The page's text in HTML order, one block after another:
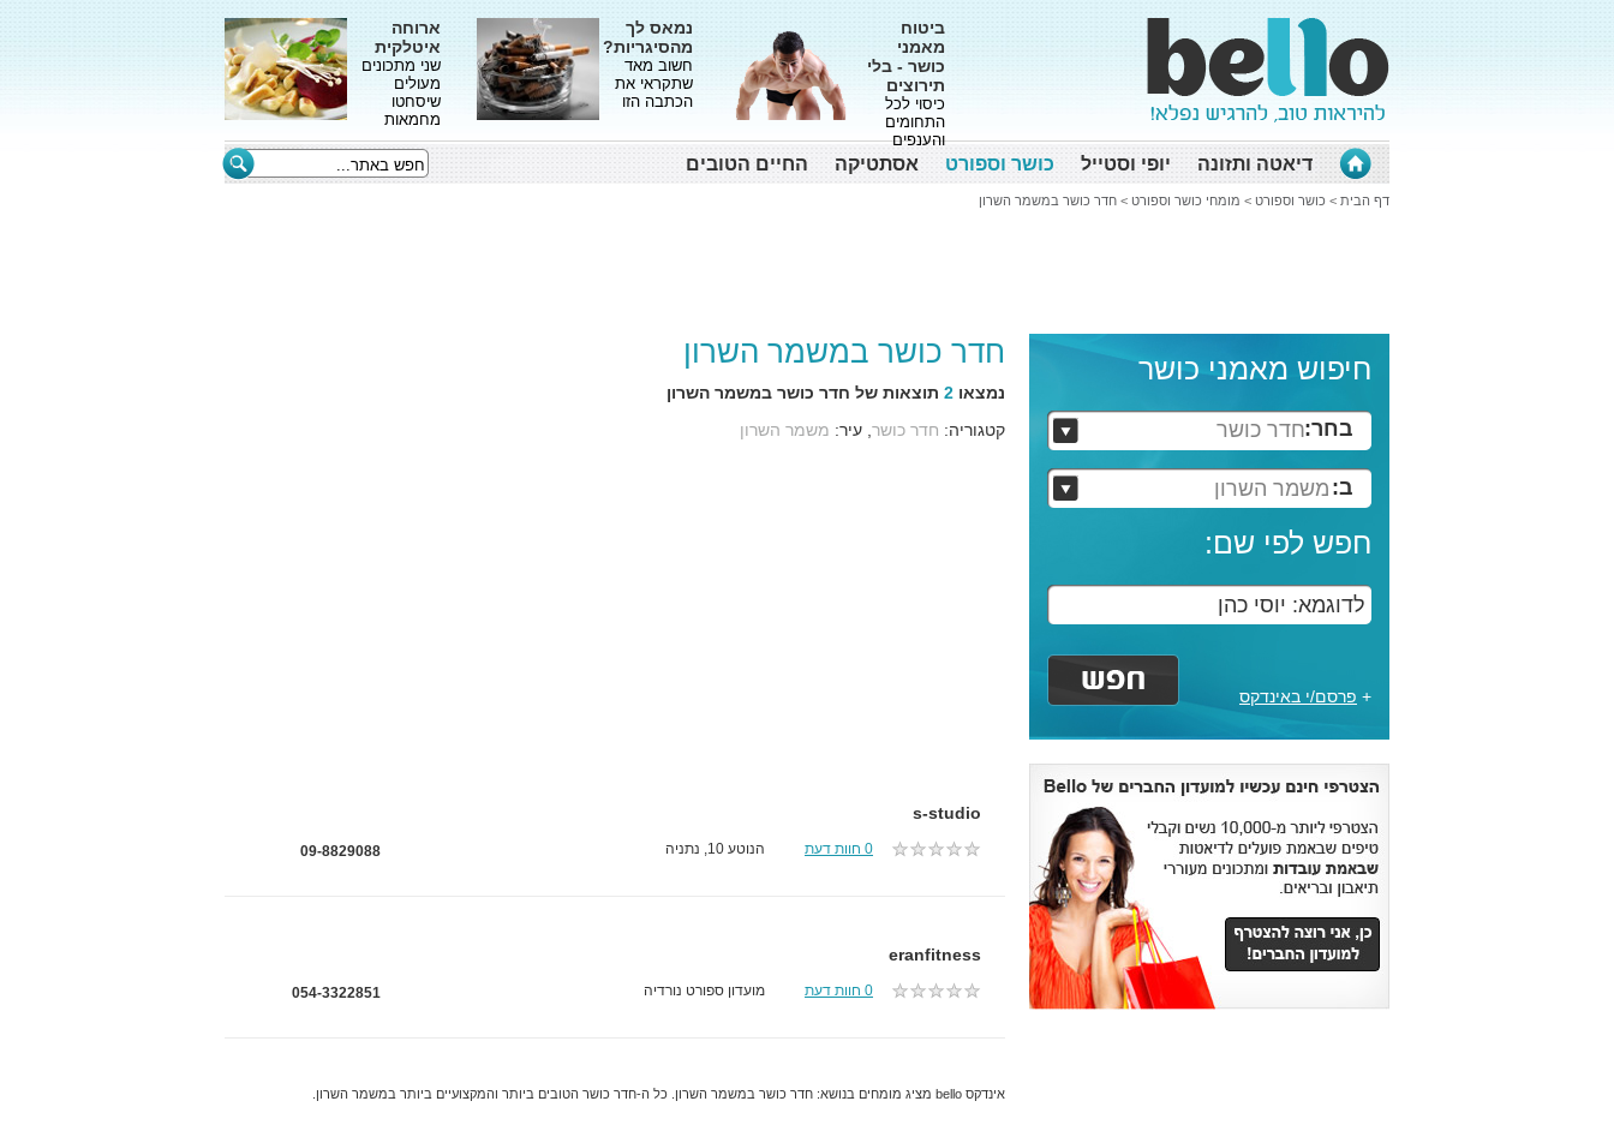
ביטוח
מאמני
כושר - בלי
תירוצים
כיסוי לכל
התחומים
והענפים
נמאס לך
מהסיגריות?
חשוב מאד
שתקראי את
הכתבה הזו
ארוחה
איטלקית
שני מתכונים
מעולים
שיסחטו
מחמאות
דיאטה ותזונה יופי וסטייל כושר וספורט אסתטיקה החיים הטובים
דף הבית > כושר וספורט > מומחי כושר וספורט > חדר כושר במשמר השרון
חיפוש מאמני כושר
בחר:חדר כושר
ב: משמר השרון
חפש לפי שם:
+ פרסם/י באינדקס
חדר כושר במשמר השרון
נמצאו 2 תוצאות של חדר כושר במשמר השרון
קטגוריה: חדר כושר , עיר: משמר השרון
s-studio
09-8829088 0 חוות דעת הנוטע 10, נתניה
eranfitness
054-3322851 0 חוות דעת מועדון ספורט נורדיה
אינדקס bello מציג מומחים בנושא: חדר כושר במשמר השרון. כל ה-חדר כושר הטובים ביותר והמקצועיים ביותר במשמר השרון.